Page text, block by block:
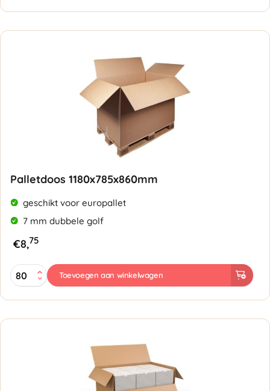
Dubbele
golf
Palletdoos 1180x785x860mm
geschikt voor europallet
7 mm dubbele golf
€8,75
Palletdoos
1180x785x860mm
Dubbele
golf
Toevoegen aan winkelwagen